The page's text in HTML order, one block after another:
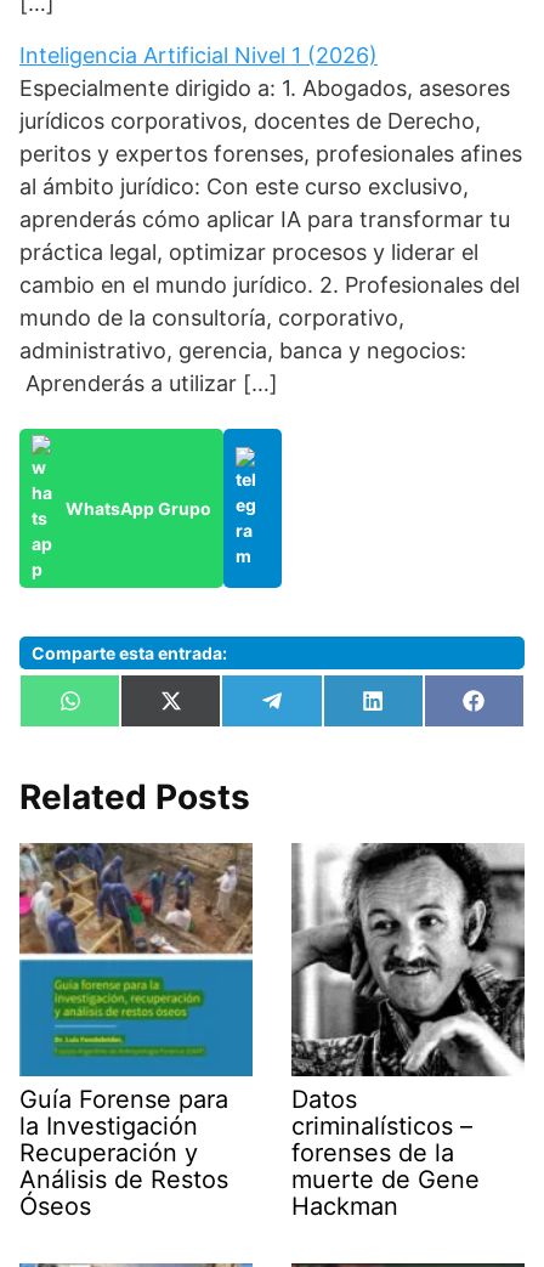
Inteligencia Artificial Nivel 1 (2026)
Especialmente dirigido a: 1. Abogados, asesores
jurídicos corporativos, docentes de Derecho,
peritos y expertos forenses, profesionales afines
al ámbito jurídico: Con este curso exclusivo,
aprenderás cómo aplicar IA para transformar tu
práctica legal, optimizar procesos y liderar el
cambio en el mundo jurídico. 2. Profesionales del
mundo de la consultoría, corporativo,
administrativo, gerencia, banca y negocios:
Aprenderás a utilizar […]
WhatsApp Grupo
Comparte esta entrada:
Compartir
en
W
h
s
A
p
Compartir
en
X
(
i
t
e
r
)
Compartir
en
e
m
Compartir
en
L
i
n
en
F
a
k
Related Posts
Guía Forense para
la Investigación
Recuperación y
Análisis de Restos
Óseos
Datos
criminalísticos –
forenses de la
muerte de Gene
Hackman